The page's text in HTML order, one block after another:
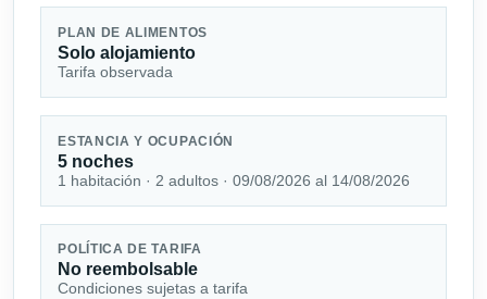
PLAN DE ALIMENTOS
Solo alojamiento
Tarifa observada
ESTANCIA Y OCUPACIÓN
5 noches
1 habitación · 2 adultos · 09/08/2026 al 14/08/2026
POLÍTICA DE TARIFA
No reembolsable
Condiciones sujetas a tarifa